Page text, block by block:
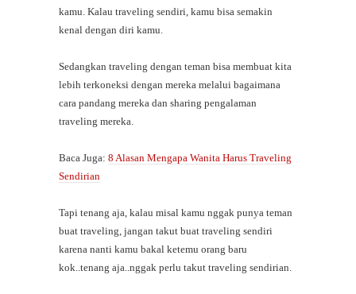
kamu. Kalau traveling sendiri, kamu bisa semakin
kenal dengan diri kamu.
Sedangkan traveling dengan teman bisa membuat kita
lebih terkoneksi dengan mereka melalui bagaimana
cara pandang mereka dan sharing pengalaman
traveling mereka.
Baca Juga: 8 Alasan Mengapa Wanita Harus Traveling
Sendirian
Tapi tenang aja, kalau misal kamu nggak punya teman
buat traveling, jangan takut buat traveling sendiri
karena nanti kamu bakal ketemu orang baru
kok..tenang aja..nggak perlu takut traveling sendirian.